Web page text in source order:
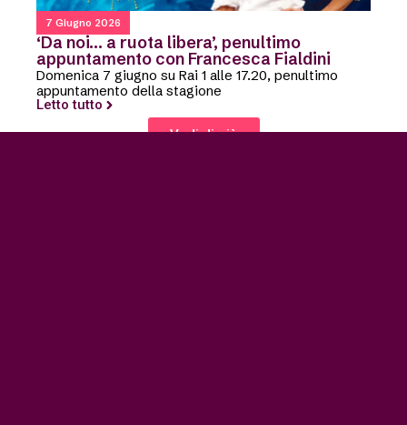
7 Giugno 2026
‘Da noi… a ruota libera’, penultimo
appuntamento con Francesca Fialdini
Domenica 7 giugno su Rai 1 alle 17.20, penultimo
appuntamento della stagione
Letto tutto
Vedi di più